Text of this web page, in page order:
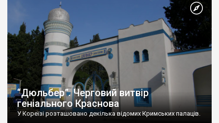
“Дюльбер”. Черговий витвір
геніального Краснова
У Кореїзі розташовано декілька відомих Кримських палаців.